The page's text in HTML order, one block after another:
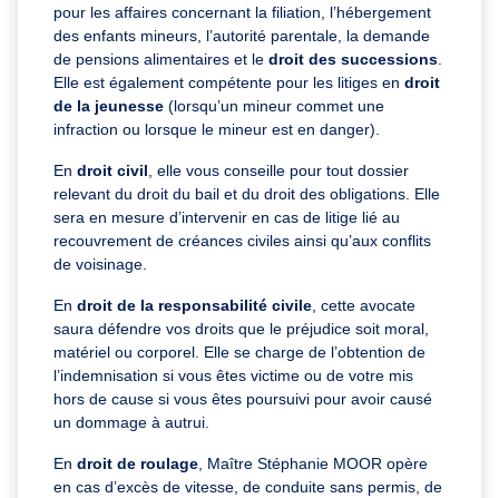
pour les affaires concernant la filiation, l’hébergement
des enfants mineurs, l’autorité parentale, la demande
de pensions alimentaires et le droit des successions.
Elle est également compétente pour les litiges en droit
de la jeunesse (lorsqu’un mineur commet une
infraction ou lorsque le mineur est en danger).
En droit civil, elle vous conseille pour tout dossier
relevant du droit du bail et du droit des obligations. Elle
sera en mesure d’intervenir en cas de litige lié au
recouvrement de créances civiles ainsi qu’aux conflits
de voisinage.
En droit de la responsabilité civile, cette avocate
saura défendre vos droits que le préjudice soit moral,
matériel ou corporel. Elle se charge de l’obtention de
l’indemnisation si vous êtes victime ou de votre mis
hors de cause si vous êtes poursuivi pour avoir causé
un dommage à autrui.
En droit de roulage, Maître Stéphanie MOOR opère
en cas d’excès de vitesse, de conduite sans permis, de